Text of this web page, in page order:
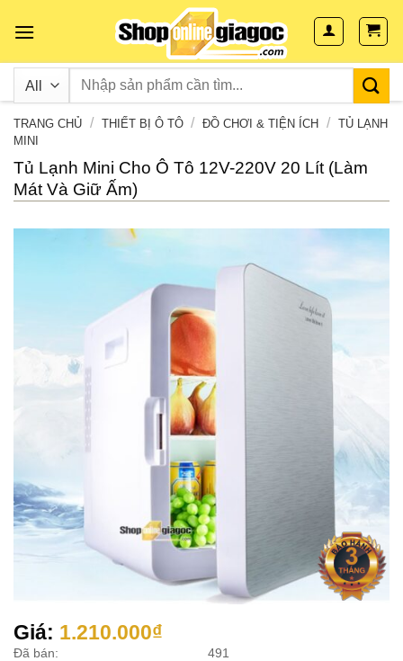
TRANG CHỦ / THIẾT BỊ Ô TÔ / ĐỒ CHƠI & TIỆN ÍCH /
TỦ LẠNH
MINI
Tủ Lạnh Mini Cho Ô Tô 12V-220V 20 Lít (Làm
Mát Và Giữ Ấm)
Giá: 1.210.000₫
Đã bán: 491